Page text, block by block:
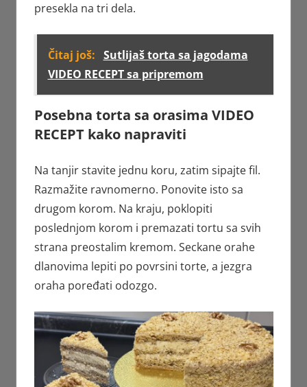
presekla na tri dela.
Čitaj još: Sutlijaš torta sa jagodama
VIDEO RECEPT sa pripremom
Posebna torta sa orasima VIDEO
RECEPT kako napraviti
Na tanjir stavite jednu koru, zatim sipajte fil.
Razmažite ravnomerno. Ponovite isto sa
drugom korom. Na kraju, poklopiti
poslednjom korom i premazati tortu sa svih
strana preostalim kremom. Seckane orahe
dlanovima lepiti po povrsini torte, a jezgra
oraha poređati odozgo.